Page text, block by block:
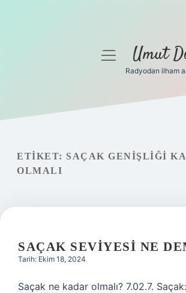
Gizlilik Politikası
Hakkımızda
menüyüUmut
Radyodan ilham
ETIKET: SAÇAK GENIŞLIĞI
OLMALI
SAÇAK SEVIYESI NE
Tarih: Ekim 18, 2024
Saçak ne kadar olmalı? 7.02.7.